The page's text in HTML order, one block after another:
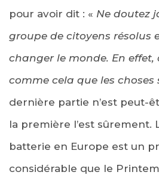
pour avoir dit : « Ne doutez
groupe de citoyens résolus
changer le monde. En effet,
comme cela que les choses
dernière partie n’est peut-
la première l’est sûrement.
batterie en Europe est un
considérable que le